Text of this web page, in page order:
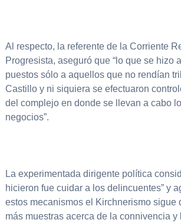
Al respecto, la referente de la Corriente
Progresista, aseguró que “lo que se hizo
puestos sólo a aquellos que no rendían
Castillo y ni siquiera se efectuaron
del complejo en donde se llevan a cabo
negocios”.
La experimentada dirigente política
hicieron fue cuidar a los delincuentes” y
estos mecanismos el Kirchnerismo sigue
más muestras acerca de la connivencia y